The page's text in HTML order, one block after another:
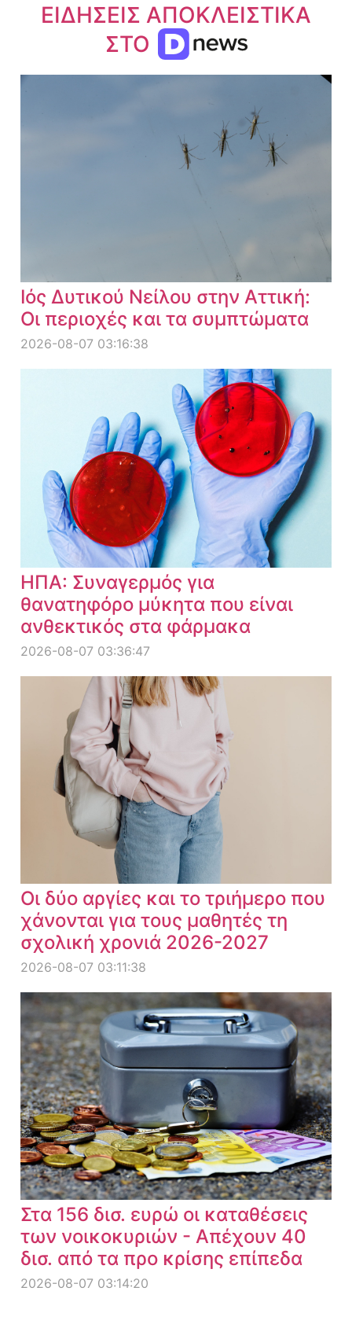
ΕΙΔΗΣΕΙΣ ΑΠΟΚΛΕΙΣΤΙΚΑ
ΣΤΟ
Ιός Δυτικού Νείλου στην Αττική:
Οι περιοχές και τα συμπτώματα
2026-08-07 03:16:38
ΗΠΑ: Συναγερμός για
θανατηφόρο μύκητα που είναι
ανθεκτικός στα φάρμακα
2026-08-07 03:36:47
Οι δύο αργίες και το τριήμερο που
χάνονται για τους μαθητές τη
σχολική χρονιά 2026-2027
2026-08-07 03:11:38
Στα 156 δισ. ευρώ οι καταθέσεις
των νοικοκυριών - Απέχουν 40
δισ. από τα προ κρίσης επίπεδα
2026-08-07 03:14:20